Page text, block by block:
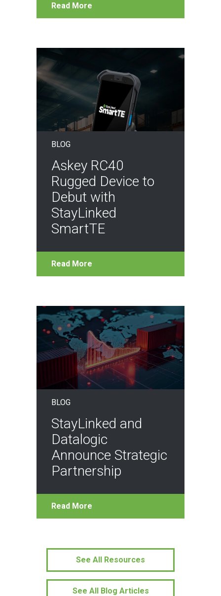
Read More
BLOG
Askey RC40
Rugged Device to
Debut with
StayLinked
SmartTE
Read More
BLOG
StayLinked and
Datalogic
Announce Strategic
Partnership
Read More
See All Resources
See All Blog Articles